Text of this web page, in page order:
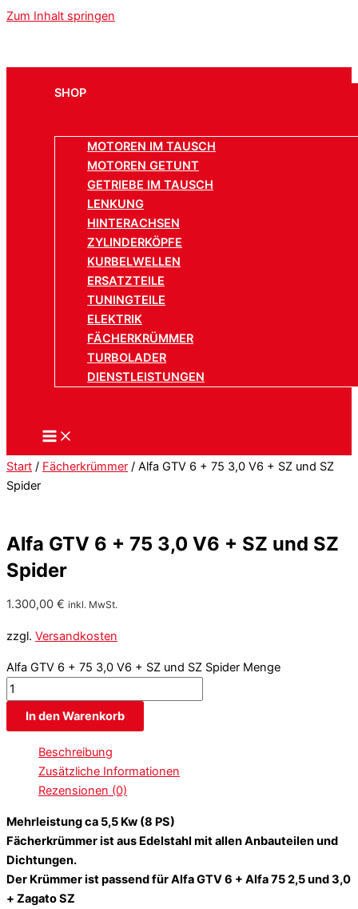
Zum Inhalt springen
SHOP
MOTOREN IM TAUSCH
MOTOREN GETUNT
GETRIEBE IM TAUSCH
LENKUNG
HINTERACHSEN
ZYLINDERKÖPFE
KURBELWELLEN
ERSATZTEILE
TUNINGTEILE
ELEKTRIK
FÄCHERKRÜMMER
TURBOLADER
DIENSTLEISTUNGEN
Start / Fächerkrümmer / Alfa GTV 6 + 75 3,0 V6 + SZ und SZ
Spider
Alfa GTV 6 + 75 3,0 V6 + SZ und SZ
Spider
1.300,00 € inkl. MwSt.
zzgl. Versandkosten
Alfa GTV 6 + 75 3,0 V6 + SZ und SZ Spider Menge
In den Warenkorb
Beschreibung
Zusätzliche Informationen
Rezensionen (0)
Mehrleistung ca 5,5 Kw (8 PS)
Fächerkrümmer ist aus Edelstahl mit allen Anbauteilen und
Dichtungen.
Der Krümmer ist passend für Alfa GTV 6 + Alfa 75 2,5 und 3,0
+ Zagato SZ